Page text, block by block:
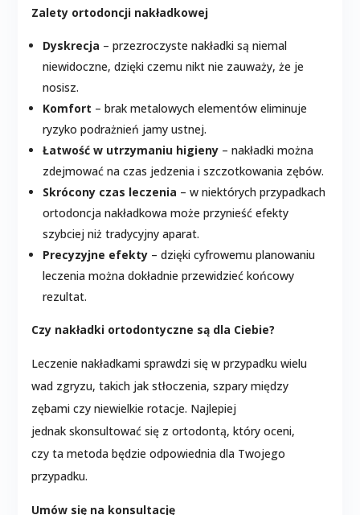
Zalety ortodoncji nakładkowej
Dyskrecja – przezroczyste nakładki są niemal
niewidoczne, dzięki czemu nikt nie zauważy, że je
nosisz.
Komfort – brak metalowych elementów eliminuje
ryzyko podrażnień jamy ustnej.
Łatwość w utrzymaniu higieny – nakładki można
zdejmować na czas jedzenia i szczotkowania zębów.
Skrócony czas leczenia – w niektórych przypadkach
ortodoncja nakładkowa może przynieść efekty
szybciej niż tradycyjny aparat.
Precyzyjne efekty – dzięki cyfrowemu planowaniu
leczenia można dokładnie przewidzieć końcowy
rezultat.
Czy nakładki ortodontyczne są dla Ciebie?
Leczenie nakładkami sprawdzi się w przypadku wielu
wad zgryzu, takich jak stłoczenia, szpary między
zębami czy niewielkie rotacje. Najlepiej
jednak skonsultować się z ortodontą, który oceni,
czy ta metoda będzie odpowiednia dla Twojego
przypadku.
Umów się na konsultację